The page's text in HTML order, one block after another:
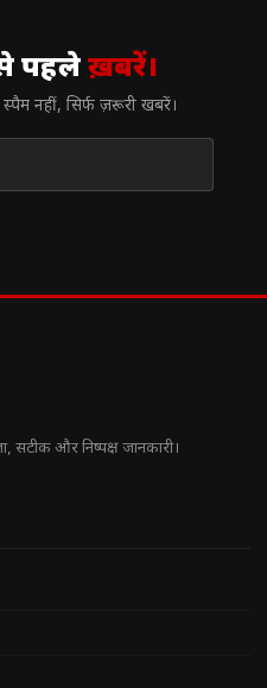
पहलेख़बरें।
नहीं, सिर्फ ज़रूरी खबरें।
और निष्पक्ष जानकारी।